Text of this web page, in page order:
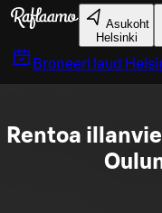
Liigu peamise sisu juurde
Asukoht
Helsinki
Broneeri laud
Rentoa